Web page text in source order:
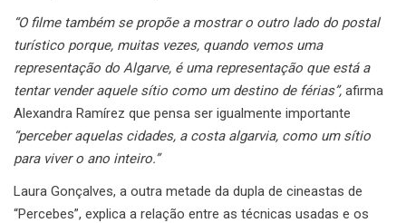
“O filme também se propõe a mostrar o outro lado do postal
turístico porque, muitas vezes, quando vemos uma
representação do Algarve, é uma representação que está a
tentar vender aquele sítio como um destino de férias”, afirma
Alexandra Ramírez que pensa ser igualmente importante
“perceber aquelas cidades, a costa algarvia, como um sítio
para viver o ano inteiro.”
Laura Gonçalves, a outra metade da dupla de cineastas de
“Percebes”, explica a relação entre as técnicas usadas e os